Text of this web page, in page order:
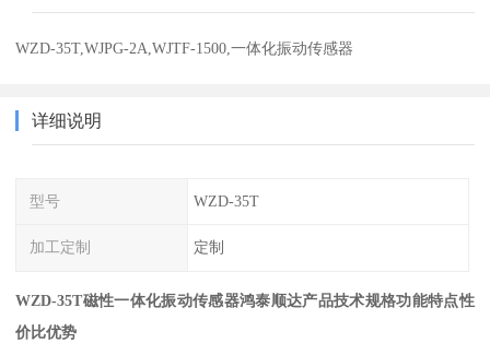
WZD-35T,WJPG-2A,WJTF-1500,一体化振动传感器
详细说明
型号 WZD-35T
加工定制 定制
WZD-35T磁性一体化振动传感器鸿泰顺达产品技术规格功能特点性
价比优势